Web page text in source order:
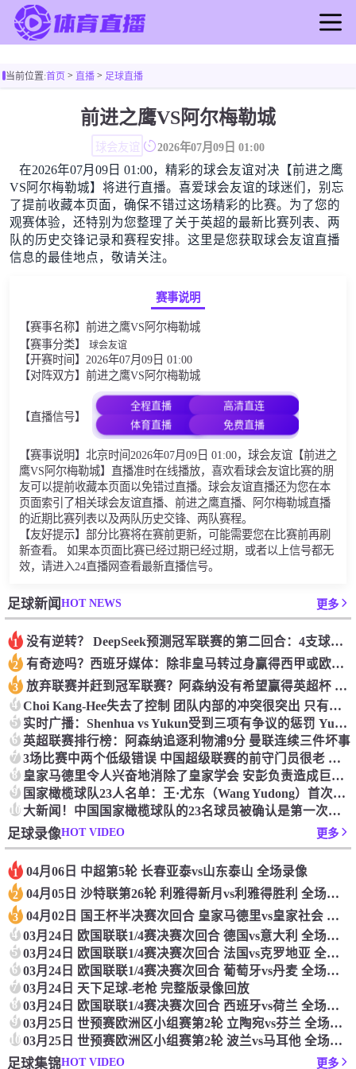
足球直播
足球新闻
篮球新闻
当前位置:首页> 直播> 足球直播
前进之鹰VS阿尔梅勒城
球会友谊 2026年07月09日 01:00
在2026年07月09日 01:00，精彩的球会友谊对决【前进之鹰
VS阿尔梅勒城】将进行直播。喜爱球会友谊的球迷们，别忘
了提前收藏本页面，确保不错过这场精彩的比赛。为了您的
观赛体验，还特别为您整理了关于英超的最新比赛列表、两
队的历史交锋记录和赛程安排。这里是您获取球会友谊直播
信息的最佳地点，敬请关注。
赛事说明
【赛事名称】前进之鹰VS阿尔梅勒城
【赛事分类】 球会友谊
【开赛时间】2026年07月09日 01:00
【对阵双方】前进之鹰VS阿尔梅勒城
【直播信号】
全程直播
高清直连
体育直播
免费直播
【赛事说明】北京时间2026年07月09日 01:00，球会友谊【前进之
鹰VS阿尔梅勒城】直播准时在线播放，喜欢看球会友谊比赛的朋
友可以提前收藏本页面以免错过直播。球会友谊直播还为您在本
页面索引了相关球会友谊直播、前进之鹰直播、阿尔梅勒城直播
的近期比赛列表以及两队历史交锋、两队赛程。
【友好提示】部分比赛将在赛前更新，可能需要您在比赛前再刷
新查看。 如果本页面比赛已经过期已经过期，或者以上信号都无
效，请进入24直播网查看最新直播信号。
足球新闻HOT NEWS 更多
1 没有逆转？ DeepSeek预测冠军联赛的第二回合：4支球队在第一回合中获胜 枪手输了
2 有奇迹吗？西班牙媒体：除非皇马转过身赢得西甲或欧洲冠军
3 放弃联赛并赶到冠军联赛？阿森纳没有希望赢得英超杯 赢得欧洲冠军的可能性
4 Choi Kang-Hee失去了控制 团队内部的冲突很突出 只有一个人可以从水火中拯救崔孔
5 实时广播：Shenhua vs Yukun受到三项有争议的惩罚 Yukun将向中国足球联合会提出投诉
6 英超联赛排行榜：阿森纳追逐利物浦9分 曼联连续三件坏事
7 3场比赛中两个低级错误 中国超级联赛的前守门员很老 是时候让位了 最好的继任者出现
8 皇家马德里令人兴奋地消除了皇家学会 安彭负责造成巨大的灾难！
9 国家橄榄球队23人名单：王·尤东（Wang Yudong）首次被选为第11名 塞吉尼奥（Serginho）在名单上
10 大新闻！中国国家橄榄球队的23名球员被确认是第一次进入阵容
足球录像HOT VIDEO 更多
1 04月06日 中超第5轮 长春亚泰vs山东泰山 全场录像
2 04月05日 沙特联第26轮 利雅得新月vs利雅得胜利 全场录像
3 04月02日 国王杯半决赛次回合 皇家马德里vs皇家社会 全场录像
4 03月24日 欧国联联1/4赛决赛次回合 德国vs意大利 全场录像回放
5 03月24日 欧国联联1/4赛决赛次回合 法国vs克罗地亚 全场录像回放
6 03月24日 欧国联联1/4赛决赛次回合 葡萄牙vs丹麦 全场录像回放
7 03月24日 天下足球-老枪 完整版录像回放
8 03月24日 欧国联联1/4赛决赛次回合 西班牙vs荷兰 全场录像回放
9 03月25日 世预赛欧洲区小组赛第2轮 立陶宛vs芬兰 全场录像回放
10 03月25日 世预赛欧洲区小组赛第2轮 波兰vs马耳他 全场录像回放
足球集锦HOT VIDEO 更多